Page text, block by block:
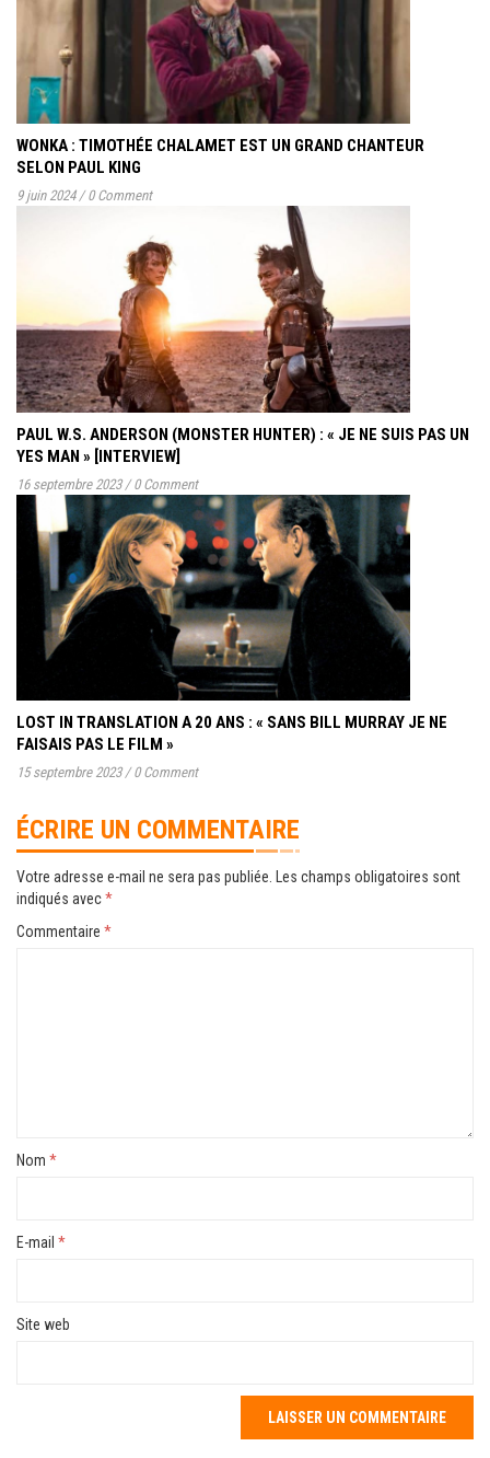
WONKA : TIMOTHÉE CHALAMET EST UN GRAND CHANTEUR
SELON PAUL KING
9 juin 2024 / 0 Comment
PAUL W.S. ANDERSON (MONSTER HUNTER) : « JE NE SUIS PAS UN
YES MAN » [INTERVIEW]
16 septembre 2023 / 0 Comment
LOST IN TRANSLATION A 20 ANS : « SANS BILL MURRAY JE NE
FAISAIS PAS LE FILM »
15 septembre 2023 / 0 Comment
ÉCRIRE UN COMMENTAIRE
Votre adresse e-mail ne sera pas publiée.
Les champs obligatoires sont
indiqués avec*
Commentaire *
Nom *
E-mail *
Site web